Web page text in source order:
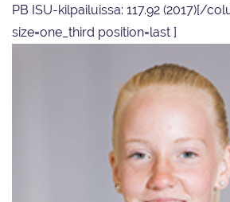
PB ISU-kilpailuissa: 117.92 (2017)[/
size=one_third position=last ]